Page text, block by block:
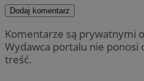
Dodaj komentarz
Komentarze są prywatnymi
Wydawca portalu nie ponosi
treść.